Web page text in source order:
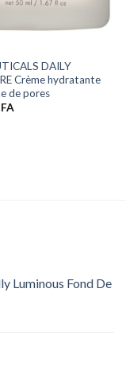
DAILY
Crème hydratante
de pores
Luminous Fond De